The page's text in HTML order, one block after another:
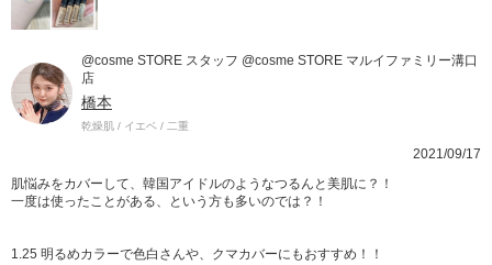
@cosme STORE スタッフ @cosme STORE マルイファミリー溝口
店
橋本
乾燥肌 / イエベ / 二重
2021/09/17
肌悩みをカバーして、韓国アイドルのようなつるんと美肌に？！
一度は使ったことがある、という方も多いのでは？！
1.25 明るめカラーで色白さんや、クマカバーにもおすすめ！！